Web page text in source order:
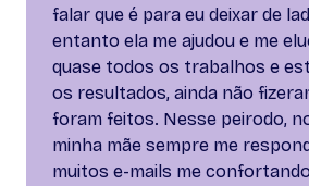
falar que é para eu deixar de
entanto ela me ajudou e me
quase todos os trabalhos e
os resultados, ainda não
foram feitos. Nesse peirodo,
minha mãe sempre me
muitos e-mails me